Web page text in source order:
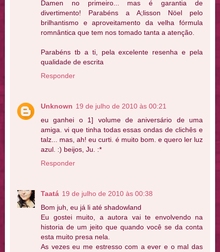
Damen no primeiro... mas é garantia de
divertimento! Parabéns a A;lisson Nöel pelo
brilhantismo e aproveitamento da velha fórmula
romnântica que tem nos tomado tanta a atenção.
Parabéns tb a ti, pela excelente resenha e pela
qualidade de escrita
Responder
Unknown 19 de julho de 2010 às 00:21
eu ganhei o 1] volume de aniversário de uma
amiga. vi que tinha todas essas ondas de clichês e
talz... mas, ah! eu curti. é muito bom. e quero ler luz
azul. :) beijos, Ju. :*
Responder
Taatá 19 de julho de 2010 às 00:38
Bom juh, eu já li até shadowland
Eu gostei muito, a autora vai te envolvendo na
historia de um jeito que quando você se da conta
esta muito presa nela.
As vezes eu me estresso com a ever e o mal das